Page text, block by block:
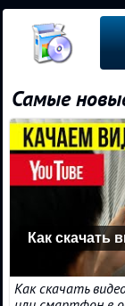
Самые
Как скачать
Как скачать